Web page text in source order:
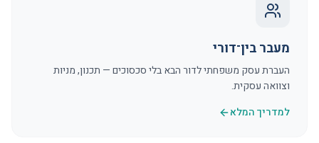
מעבר בין־דורי
העברת עסק משפחתי לדור הבא בלי סכסוכים — תכנון, מניות
וצוואה עסקית.
למדריך המלא